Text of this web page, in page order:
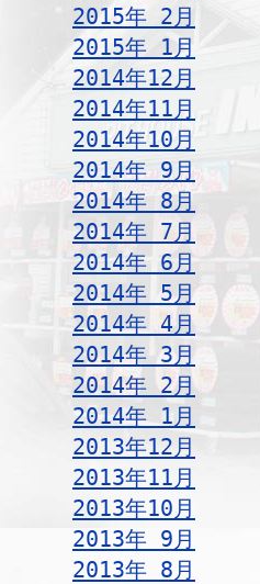
2015年 2月
2015年 1月
2014年12月
2014年11月
2014年10月
2014年 9月
2014年 8月
2014年 7月
2014年 6月
2014年 5月
2014年 4月
2014年 3月
2014年 2月
2014年 1月
2013年12月
2013年11月
2013年10月
2013年 9月
2013年 8月